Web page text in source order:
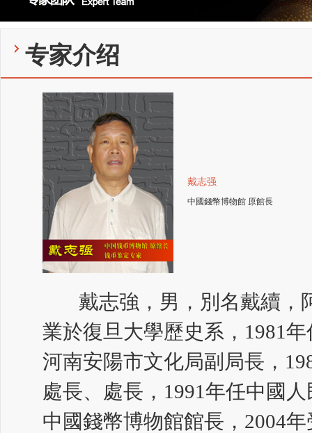
专家介绍
戴志强
中國錢幣博物館 原館長
戴志強，男，別名戴續，
業於復旦大學歷史系，1981
河南安陽市文化局副局長，
處長、處長，1991年任中國
中國錢幣博物館館長，2004